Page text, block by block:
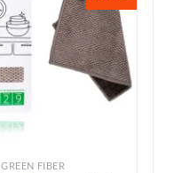
GREEN FIBER